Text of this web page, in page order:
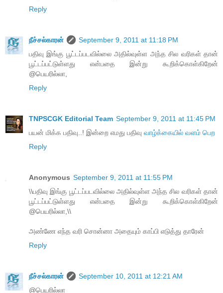
Reply
நீச்சல்காரன்
September 9, 2011 at 11:18 PM
பதிவு இங்கு பூட்டப்படவில்லை அதில்வுள்ள அந்த சில வரிகள் தான்
பூட்டப்பட்டுள்ளது என்பதை இன்று கூறிக்கொள்கிறேன்
@பெயரில்லா,
Reply
TNPSCGK Editorial Team September 9, 2011 at 11:45 PM
பயன் மிக்க பதிவு..! இன்றை எமது பதிவு வாழ்க்கையில் வளம் பெற
Reply
Anonymous September 9, 2011 at 11:55 PM
\\பதிவு இங்கு பூட்டப்படவில்லை அதில்வுள்ள அந்த சில வரிகள் தான்
பூட்டப்பட்டுள்ளது என்பதை இன்று கூறிக்கொள்கிறேன்
@பெயரில்லா,\\
அண்ணே எந்த வரி சொன்னா அதையும் காப்பி எடுத்து தாரேன்
Reply
நீச்சல்காரன்
September 10, 2011 at 12:21 AM
@பெயரில்லா